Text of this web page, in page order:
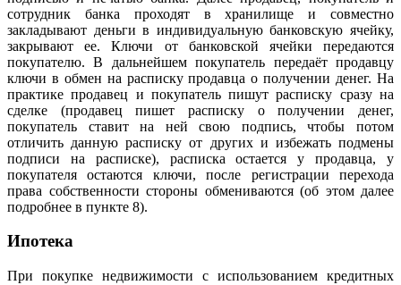
сотрудник банка проходят в хранилище и совместно
закладывают деньги в индивидуальную банковскую ячейку,
закрывают ее. Ключи от банковской ячейки передаются
покупателю. В дальнейшем покупатель передаёт продавцу
ключи в обмен на расписку продавца о получении денег. На
практике продавец и покупатель пишут расписку сразу на
сделке (продавец пишет расписку о получении денег,
покупатель ставит на ней свою подпись, чтобы потом
отличить данную расписку от других и избежать подмены
подписи на расписке), расписка остается у продавца, у
покупателя остаются ключи, после регистрации перехода
права собственности стороны обмениваются (об этом далее
подробнее в пункте 8).
Ипотека
При покупке недвижимости с использованием кредитных